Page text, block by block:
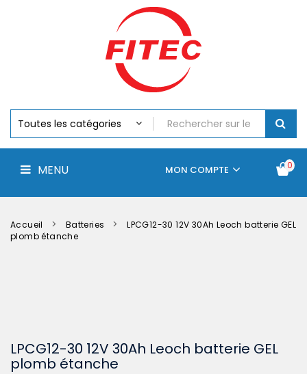
MENU 0
MON COMPTE
Chargeurs
Accus
Perceuse,
Visseuse
Batteries
Accueil Batteries
LPCG12-30 12V 30Ah Leoch batterie GEL
plomb étanche
LPCG12-30 12V 30Ah Leoch batterie GEL
plomb étanche